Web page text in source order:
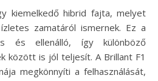
kiemelkedő hibrid fajta, melyet
zamatáról ismernek. Ez a
és ellenálló, így különböző
között is jól teljesít. A Brillant F1
megkönnyíti a felhasználását,